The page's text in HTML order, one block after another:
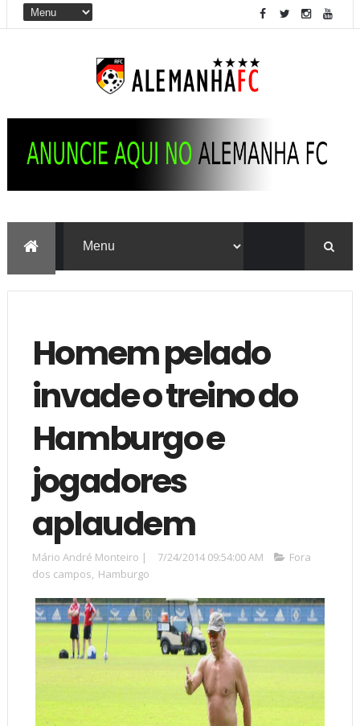
Homem pelado
invade o treino do
Hamburgo e
jogadores
aplaudem
Mário André Monteiro | 7/24/2014 09:54:00 AM
Fora
dos campos, Hamburgo